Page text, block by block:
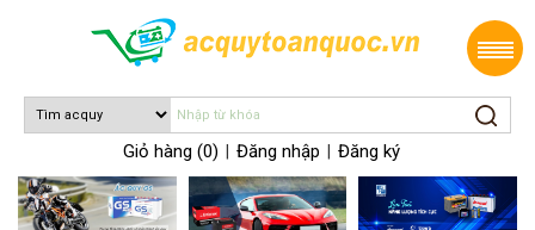
Giỏ hàng (0) Đăng nhập Đăng ký